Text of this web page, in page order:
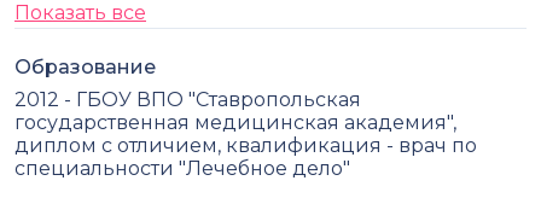
Показать все
Образование
2012 - ГБОУ ВПО "Ставропольская
государственная медицинская академия",
диплом с отличием, квалификация - врач по
специальности "Лечебное дело"